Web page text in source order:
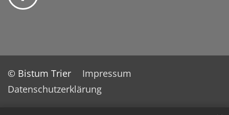
© Bistum Trier
Impressum
Datenschutzerklärung